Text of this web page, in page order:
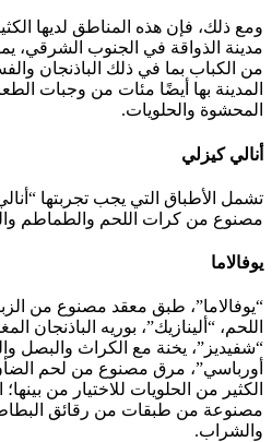
ومع ذلك، فإن هذه المناطق لديها
مدينة الذواقة في الجنوب الشرقي،
من الكباب بما في ذلك الباذنجان
المدينة بها أيضًا مئات من وجبات
المحشوة والحلويات.
أنالي كيزلي
تشمل الأطباق التي يجب تجربتها
مصنوع من كرات اللحم والطماطم
يوفالاما
“يوفالاما”، طبق معقد مصنوع من
اللحم، “ألينازيك”، بوريه الباذنجان
“شفيديز”، يخنة مع الكراث والبصل
أورباسي”، مرق مصنوع من لحم الضأن
الكثير من الحلويات للاختيار من
مصنوعة من طبقات من رقائق
والشراب.